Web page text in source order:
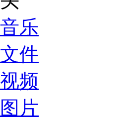
音乐
文件
视频
图片